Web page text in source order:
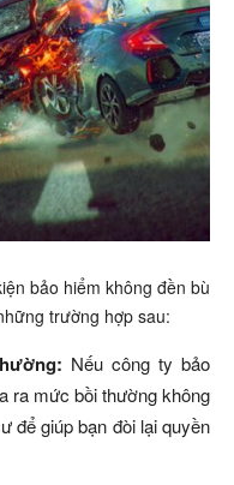
bảo hiểm không đền bù
trường hợp sau:
Nếu công ty bảo
ra mức bồi thường không
để giúp bạn đòi lại quyền